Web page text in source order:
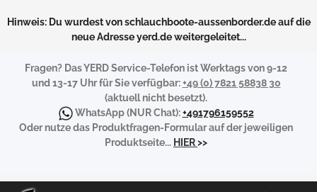
Hinweis: Du wurdest von schlauchboote-aussenborder.de auf die
neue Adresse yerd.de weitergeleitet...
Fragen? Das YERD Service-Telefon ist Werktags von 9-12
und 13-17 Uhr für Sie verfügbar:+49 (0) 7821 58838 30
(aktuell nicht besetzt).
WhatsApp(NUR Chat):+491796159552
Oder nutze das Produktfragen-Formular auf der jeweiligen
Produktseite... HIER>>